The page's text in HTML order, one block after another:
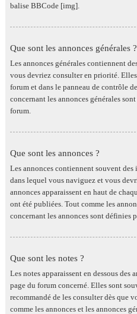
balise BBCode [img].
Que sont les annonces générales ?
Les annonces générales contiennent
vous devriez consulter en priorité.
forum et dans le panneau de contrôle
concernant les annonces générales
forum.
Que sont les annonces ?
Les annonces contiennent souvent
dans lequel vous naviguez et vous
annonces apparaissent en haut de
ont été publiées. Tout comme les
concernant les annonces sont définies
Que sont les notes ?
Les notes apparaissent en dessous des
page du forum concerné. Elles sont
recommandé de les consulter dès que
comme les annonces et les annonces